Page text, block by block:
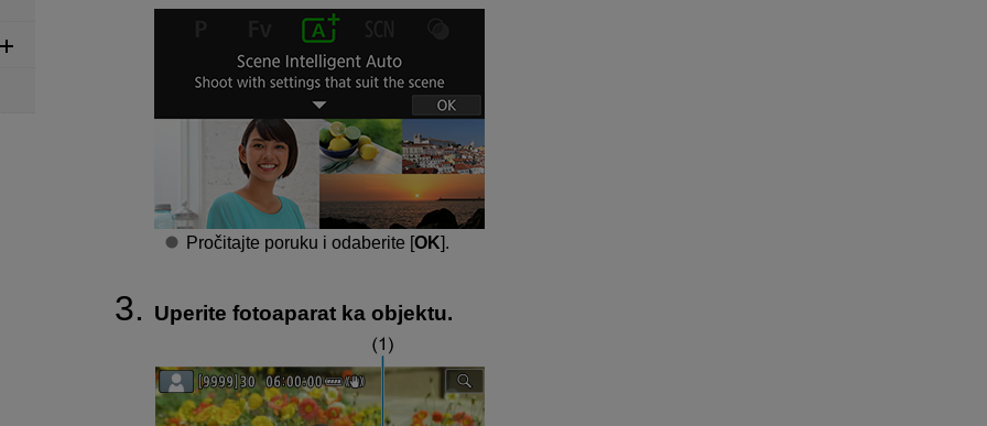
Pročitajte poruku i odaberite [OK].
Uperite fotoaparat ka objektu.